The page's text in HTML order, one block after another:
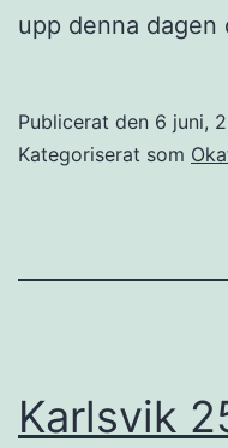
upp denna dagen
Publicerat den 6 juni,
Kategoriserat som
Karlsvik